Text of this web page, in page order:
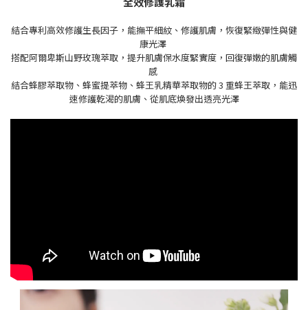
結合專利高效修護生長因子，能撫平細紋、修護肌膚，恢復緊緻彈性與健
康光澤 ​
搭配阿爾卑斯山野玫瑰萃取，提升肌膚保水度緊實度，回復彈嫩的肌膚觸
感 ​
結合蜂膠萃取物、蜂蜜提萃物、蜂王乳精華萃取物的 3 重蜂王萃取，能迅
速修護乾渴的肌膚、從肌底煥發出透亮光澤